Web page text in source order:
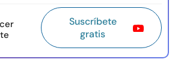
Suscríbete
gratis